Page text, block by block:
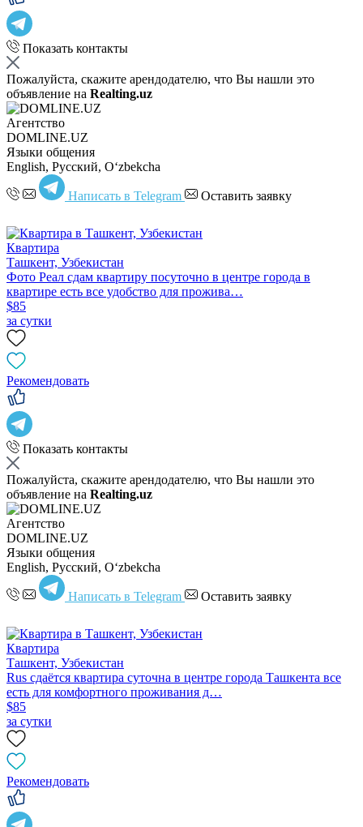
Показать контакты
Пожалуйста, скажите арендодателю, что Вы нашли это
объявление на Realting.uz
Агентство
DOMLINE.UZ
Языки общения
English, Русский, Oʻzbekcha
Написать в Telegram Оставить заявку
Квартира
Ташкент, Узбекистан
Фото Реал сдам квартиру посуточно в центре города в
квартире есть все удобство для прожива…
$85
за сутки
Рекомендовать
Показать контакты
Пожалуйста, скажите арендодателю, что Вы нашли это
объявление на Realting.uz
Агентство
DOMLINE.UZ
Языки общения
English, Русский, Oʻzbekcha
Написать в Telegram Оставить заявку
Квартира
Ташкент, Узбекистан
Rus сдаётся квартира суточна в центре города Ташкента все
есть для комфортного проживания д…
$85
за сутки
Рекомендовать